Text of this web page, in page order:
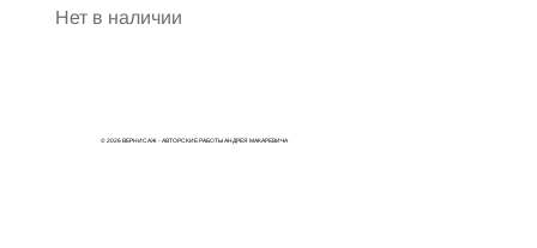
Нет в наличии
© 2026 ВЕРНИСАЖ - АВТОРСКИЕ РАБОТЫ АНДРЕЯ МАКАРЕВИЧА